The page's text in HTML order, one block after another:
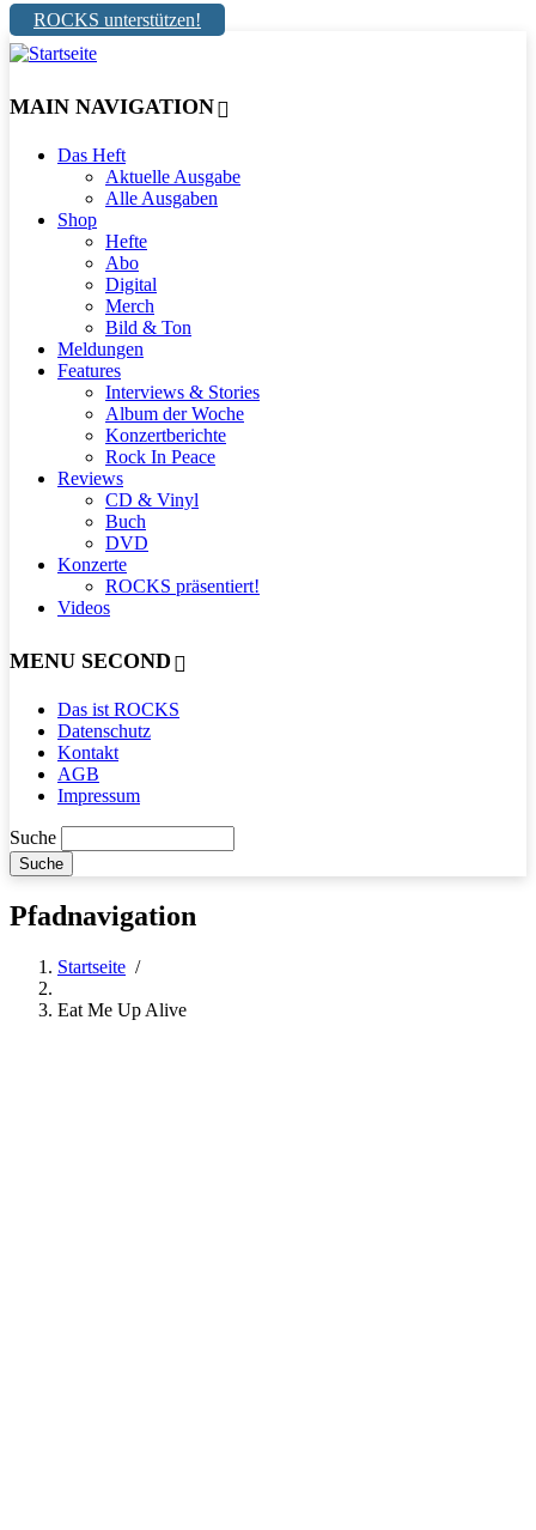
ROCKS unterstützen!
MAIN NAVIGATION
Das Heft
Aktuelle Ausgabe
Alle Ausgaben
Shop
Hefte
Abo
Digital
Merch
Bild & Ton
Meldungen
Features
Interviews & Stories
Album der Woche
Konzertberichte
Rock In Peace
Reviews
CD & Vinyl
Buch
DVD
Konzerte
ROCKS präsentiert!
Videos
MENU SECOND
Das ist ROCKS
Datenschutz
Kontakt
AGB
Impressum
Suche
Pfadnavigation
Startseite /
Eat Me Up Alive